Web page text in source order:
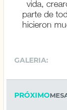
vida,
parte de
hicieron
GALERIA:
PRÓXIMO